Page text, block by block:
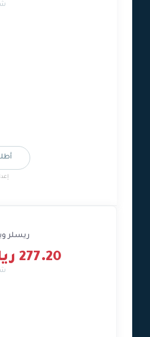
ريسلر
277.20 ريال سعودى